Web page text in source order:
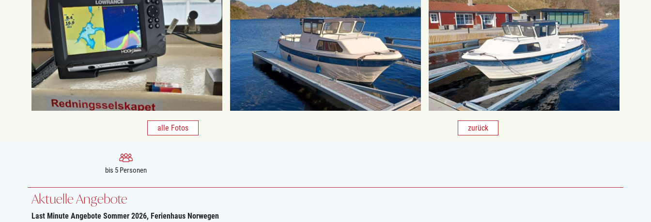
alle Fotos zurück
bis 5 Personen
Aktuelle Angebote
Last Minute Angebote Sommer 2026, Ferienhaus Norwegen